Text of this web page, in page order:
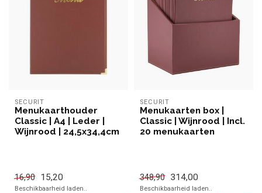
SECURIT
Menukaarthouder
Classic | A4 | Leder |
Wijnrood | 24,5x34,4cm
16,90 15,20
Beschikbaarheid laden..
SECURIT
Menukaarten box |
Classic | Wijnrood | Incl.
20 menukaarten
348,90 314,00
Beschikbaarheid laden..